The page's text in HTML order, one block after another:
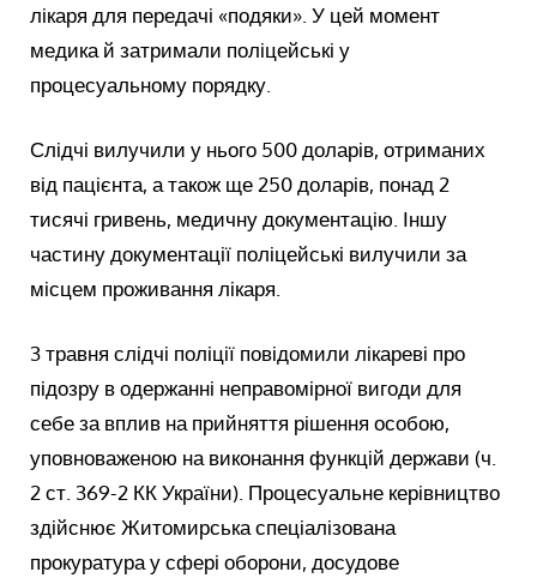
лікаря для передачі «подяки». У цей момент
медика й затримали поліцейські у
процесуальному порядку.
Слідчі вилучили у нього 500 доларів, отриманих
від пацієнта, а також ще 250 доларів, понад 2
тисячі гривень, медичну документацію. Іншу
частину документації поліцейські вилучили за
місцем проживання лікаря.
3 травня слідчі поліції повідомили лікареві про
підозру в одержанні неправомірної вигоди для
себе за вплив на прийняття рішення особою,
уповноваженою на виконання функцій держави (ч.
2 ст. 369-2 КК України). Процесуальне керівництво
здійснює Житомирська спеціалізована
прокуратура у сфері оборони, досудове